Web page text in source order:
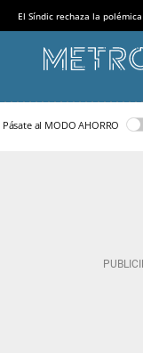
El Síndic rechaza la
Pásate al MODO AHORRO